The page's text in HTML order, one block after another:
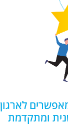
לארגון
ומתקדמת